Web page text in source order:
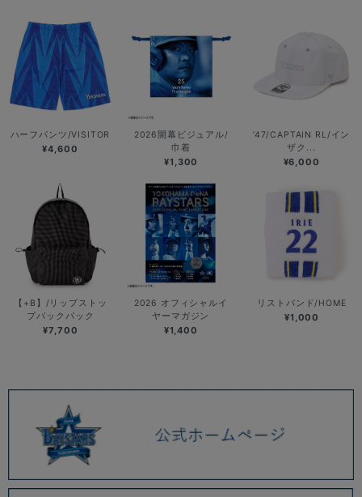
ハーフパンツ/VISITOR
¥4,600
2026開幕ビジュアル/
巾着
¥1,300
’47/CAPTAIN RL/イン
ザク...
¥6,000
【+B】/リップストッ
プバックパック
¥7,700
2026 オフィシャルイ
ヤーマガジン
¥1,400
リストバンド/HOME
¥1,000